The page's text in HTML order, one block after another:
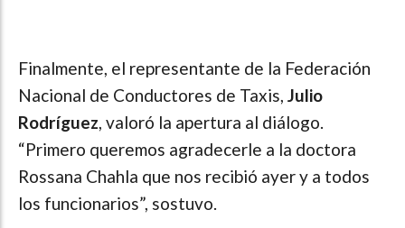
Finalmente, el representante de la Federación
Nacional de Conductores de Taxis, Julio
Rodríguez, valoró la apertura al diálogo.
“Primero queremos agradecerle a la doctora
Rossana Chahla que nos recibió ayer y a todos
los funcionarios”, sostuvo.